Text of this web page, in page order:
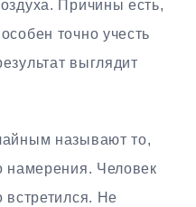
Причины есть,
точно учесть
выглядит
называют то,
намерения. Человек
встретился. Не